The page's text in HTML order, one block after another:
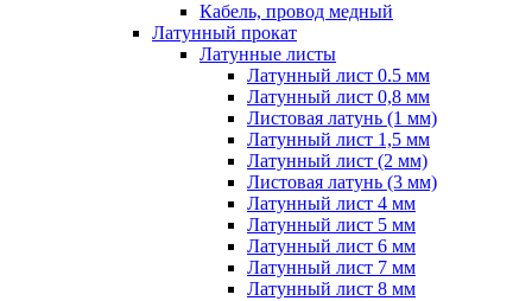
Кабель, провод медный
Латунный прокат
Латунные листы
Латунный лист 0.5 мм
Латунный лист 0,8 мм
Листовая латунь (1 мм)
Латунный лист 1,5 мм
Латунный лист (2 мм)
Листовая латунь (3 мм)
Латунный лист 4 мм
Латунный лист 5 мм
Латунный лист 6 мм
Латунный лист 7 мм
Латунный лист 8 мм